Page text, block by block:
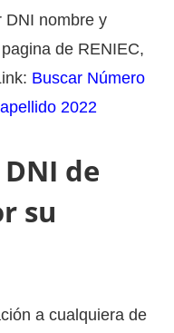
DNI nombre y
de RENIEC,
Buscar Número
2022
de
su
a cualquiera de